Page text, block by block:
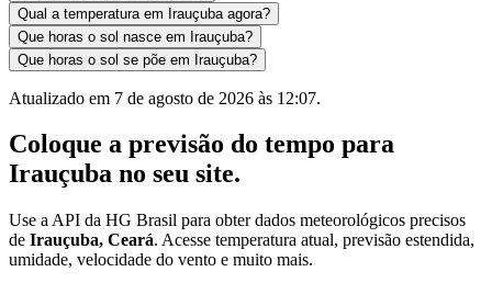
Qual a temperatura em Irauçuba agora?
Que horas o sol nasce em Irauçuba?
Que horas o sol se põe em Irauçuba?
Atualizado em 7 de agosto de 2026 às 12:07.
Coloque a previsão do tempo para
Irauçuba no seu site.
Use a API da HG Brasil para obter dados meteorológicos precisos
de Irauçuba, Ceará. Acesse temperatura atual, previsão estendida,
umidade, velocidade do vento e muito mais.